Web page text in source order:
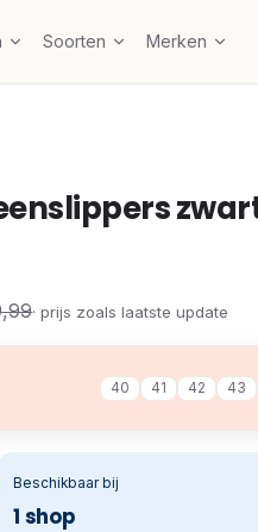
Soorten Merken
· prijs zoals laatste update
40 41 42 43
Beschikbaar bij
1 shop